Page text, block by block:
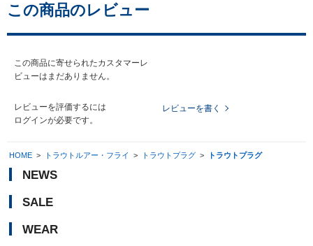
この商品のレビュー
この商品に寄せられたカスタマーレ
ビューはまだありません。
レビューを評価するには
ログインが必要です。
レビューを書く
HOME > トラウトルアー・フライ > トラウトプラグ > トラウトプラグ
NEWS
SALE
WEAR